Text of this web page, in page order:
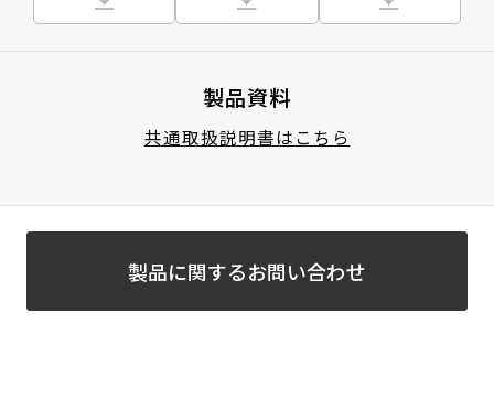
製品資料
共通取扱説明書はこちら
製品に関するお問い合わせ